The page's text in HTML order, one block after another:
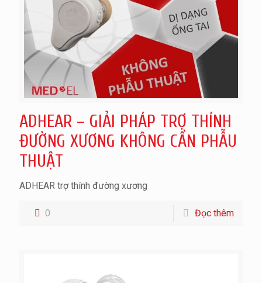
ADHEAR – GIẢI PHÁP TRỢ THÍNH
ĐƯỜNG XƯƠNG KHÔNG CẦN PHẪU
THUẬT
ADHEAR trợ thính đường xương
0 Đọc thêm